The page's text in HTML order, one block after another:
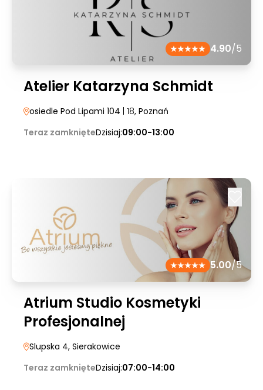
4.90/5
Atelier Katarzyna Schmidt
osiedle Pod Lipami 104 | 18, Poznań
Teraz zamknięteDzisiaj:09:00-13:00
5.00/5
Atrium Studio Kosmetyki
Profesjonalnej
Slupska 4, Sierakowice
Teraz zamknięteDzisiaj:07:00-14:00